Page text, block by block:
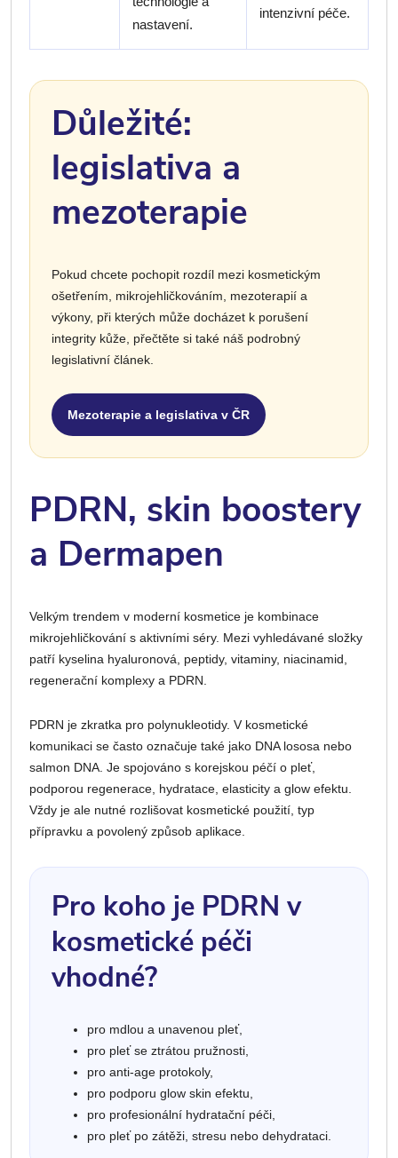
nastavení.
intenzivní péče.
Důležité:
legislativa a
mezoterapie
Pokud chcete pochopit rozdíl mezi kosmetickým
ošetřením, mikrojehličkováním, mezoterapií a
výkony, při kterých může docházet k porušení
integrity kůže, přečtěte si také náš podrobný
legislativní článek.
Mezoterapie a legislativa v ČR
PDRN, skin boostery
a Dermapen
Velkým trendem v moderní kosmetice je kombinace
mikrojehličkování s aktivními séry. Mezi vyhledávané složky
patří kyselina hyaluronová, peptidy, vitaminy, niacinamid,
regenerační komplexy a PDRN.
PDRN je zkratka pro polynukleotidy. V kosmetické
komunikaci se často označuje také jako DNA lososa nebo
salmon DNA. Je spojováno s korejskou péčí o pleť,
podporou regenerace, hydratace, elasticity a glow efektu.
Vždy je ale nutné rozlišovat kosmetické použití, typ
přípravku a povolený způsob aplikace.
Pro koho je PDRN v
kosmetické péči
vhodné?
pro mdlou a unavenou pleť,
pro pleť se ztrátou pružnosti,
pro anti-age protokoly,
pro podporu glow skin efektu,
pro profesionální hydratační péči,
pro pleť po zátěži, stresu nebo dehydrataci.